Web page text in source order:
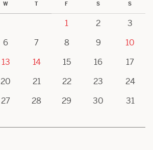
W T F S S
1 2
3
6 7 8 9
10
13 14 15 16
17
20 21 22 23
24
27 28 29 30
31